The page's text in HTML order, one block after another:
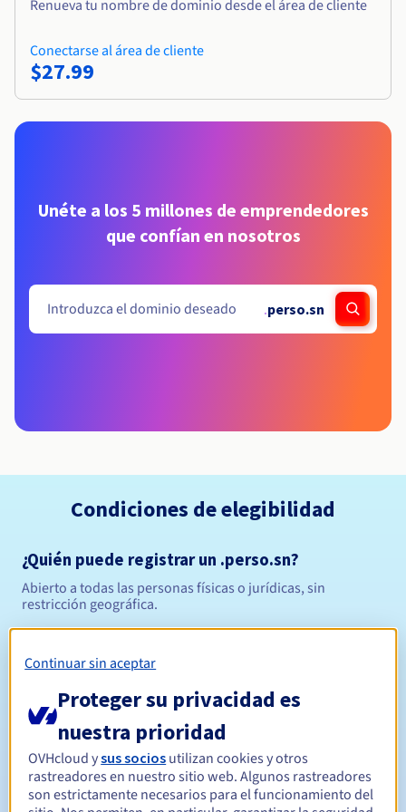
Renueva tu nombre de dominio desde el área de cliente
Conectarse al área de cliente
$27.99
Unéte a los 5 millones de emprendedores
que confían en nosotros
.perso.sn
Condiciones de elegibilidad
¿Quién puede registrar un .perso.sn?
Abierto a todas las personas físicas o jurídicas, sin
restricción geográfica.
Período de registro
Período de renovación Entre 1 y 10 años
Continuar sin aceptar
Proteger su privacidad es
nuestra prioridad
OVHcloud ysus socios utilizan cookies y otros
rastreadores en nuestro sitio web. Algunos rastreadores
son estrictamente necesarios para el funcionamiento del